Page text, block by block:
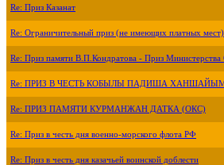
Re: Приз Казанат
Re: Ограничительный приз (не имеющих платных мест)
Re: Приз памяти В.П.Кондратова - Приз Министерства
Re: ПРИЗ В ЧЕСТЬ КОБЫЛЫ ПАДИША
Re: ПРИЗ ПАМЯТИ КУРМАНЖАН ДАТКА (ОКС)
Re: Приз в честь дня военно-морского флота РФ
Re: Приз в честь дня казачьей воинской доблести